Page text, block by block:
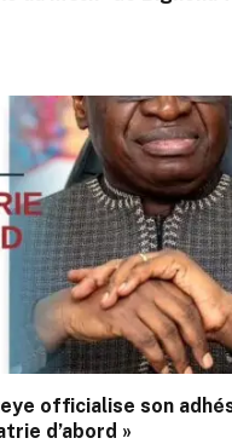
officialise son
d’abord »